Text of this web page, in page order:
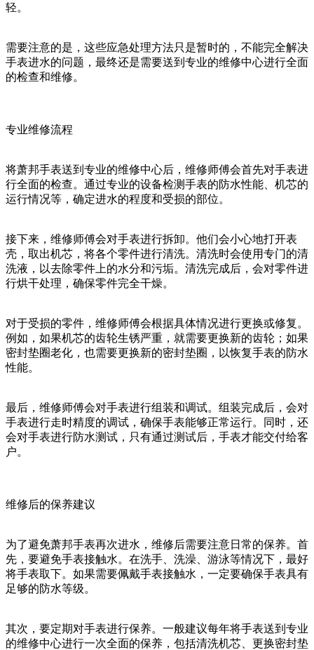
轻。
需要注意的是，这些应急处理方法只是暂时的，不能完全解决
手表进水的问题，最终还是需要送到专业的维修中心进行全面
的检查和维修。
专业维修流程
将萧邦手表送到专业的维修中心后，维修师傅会首先对手表进
行全面的检查。通过专业的设备检测手表的防水性能、机芯的
运行情况等，确定进水的程度和受损的部位。
接下来，维修师傅会对手表进行拆卸。他们会小心地打开表
壳，取出机芯，将各个零件进行清洗。清洗时会使用专门的清
洗液，以去除零件上的水分和污垢。清洗完成后，会对零件进
行烘干处理，确保零件完全干燥。
对于受损的零件，维修师傅会根据具体情况进行更换或修复。
例如，如果机芯的齿轮生锈严重，就需要更换新的齿轮；如果
密封垫圈老化，也需要更换新的密封垫圈，以恢复手表的防水
性能。
最后，维修师傅会对手表进行组装和调试。组装完成后，会对
手表进行走时精度的调试，确保手表能够正常运行。同时，还
会对手表进行防水测试，只有通过测试后，手表才能交付给客
户。
维修后的保养建议
为了避免萧邦手表再次进水，维修后需要注意日常的保养。首
先，要避免手表接触水。在洗手、洗澡、游泳等情况下，最好
将手表取下。如果需要佩戴手表接触水，一定要确保手表具有
足够的防水等级。
其次，要定期对手表进行保养。一般建议每年将手表送到专业
的维修中心进行一次全面的保养，包括清洗机芯、更换密封垫